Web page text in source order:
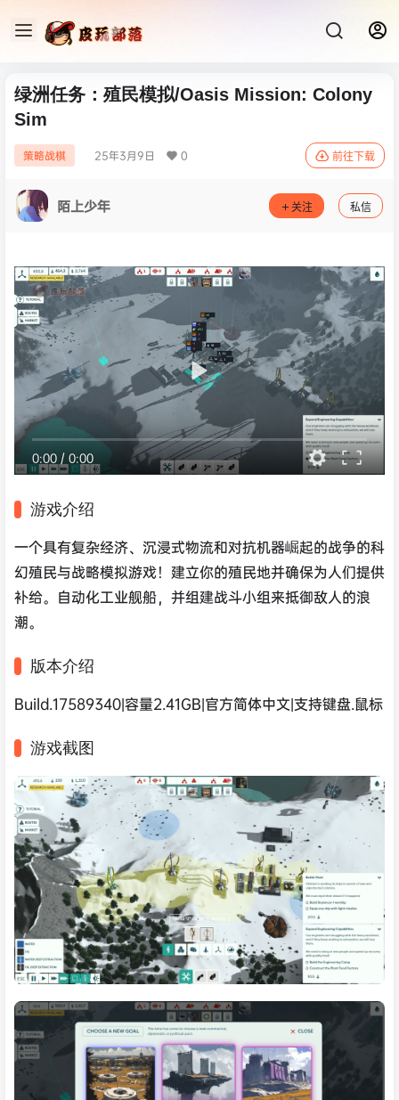
绿洲任务：殖民模拟/Oasis Mission: Colony
Sim
策略战棋 25年3月9日 0 前往下载
陌上少年 关注 私信
0:00 / 0:00
游戏介绍
一个具有复杂经济、沉浸式物流和对抗机器崛起的战争的科
幻殖民与战略模拟游戏！建立你的殖民地并确保为人们提供
补给。自动化工业舰船，并组建战斗小组来抵御敌人的浪
潮。
版本介绍
Build.17589340|容量2.41GB|官方简体中文|支持键盘.鼠标
游戏截图